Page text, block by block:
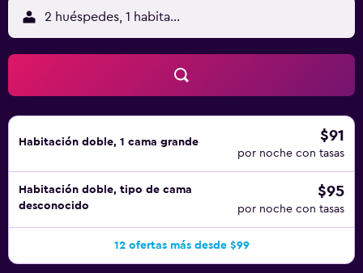
2 huéspedes, 1 habitación
Habitación doble, 1 cama grande $91
por noche con tasas
Habitación doble, tipo de cama
desconocido
$95
por noche con tasas
12 ofertas más desde $99